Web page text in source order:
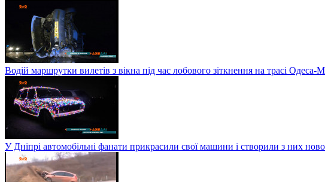
Водій маршрутки вилетів з вікна під час лобового зіткнення на трасі Одеса-
У Дніпрі автомобільні фанати прикрасили свої машини і створили з них